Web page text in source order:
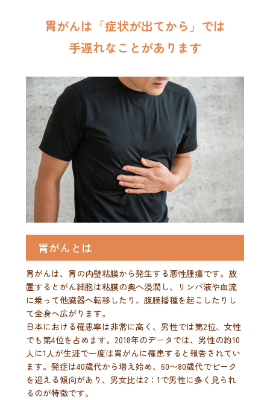
胃がんは「症状が出てから」では
手遅れなことがあります
胃がんとは
胃がんは、胃の内壁粘膜から発生する悪性腫瘍です。放
置するとがん細胞は粘膜の奥へ浸潤し、リンパ液や血流
に乗って他臓器へ転移したり、腹膜播種を起こしたりし
て全身へ広がります。
日本における罹患率は非常に高く、男性では第2位、女性
でも第4位を占めます。2018年のデータでは、男性の約10
人に1人が生涯で一度は胃がんに罹患すると報告されてい
ます。発症は40歳代から増え始め、60〜80歳代でピーク
を迎える傾向があり、男女比は2：1で男性に多く見られ
るのが特徴です。